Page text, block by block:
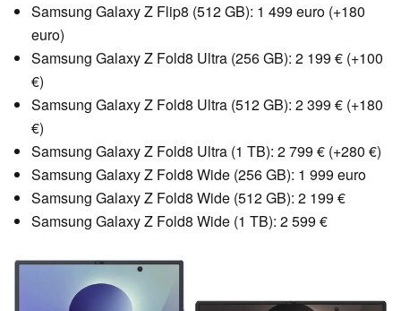
Samsung Galaxy Z Flip8 (512 GB): 1 499 euro (+180
euro)
Samsung Galaxy Z Fold8 Ultra (256 GB): 2 199 € (+100
€)
Samsung Galaxy Z Fold8 Ultra (512 GB): 2 399 € (+180
€)
Samsung Galaxy Z Fold8 Ultra (1 TB): 2 799 € (+280 €)
Samsung Galaxy Z Fold8 Wide (256 GB): 1 999 euro
Samsung Galaxy Z Fold8 Wide (512 GB): 2 199 €
Samsung Galaxy Z Fold8 Wide (1 TB): 2 599 €